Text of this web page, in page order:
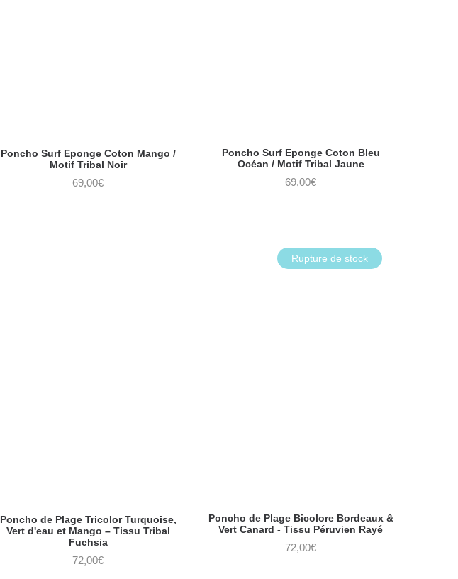
Poncho Surf Eponge Coton Mango /
Motif Tribal Noir
69,00€
Poncho Surf Eponge Coton Bleu
Océan / Motif Tribal Jaune
69,00€
Poncho de Plage Tricolor Turquoise,
Vert d'eau et Mango – Tissu Tribal
Fuchsia
72,00€
Rupture de stock
Poncho de Plage Bicolore Bordeaux &
Vert Canard - Tissu Péruvien Rayé
72,00€